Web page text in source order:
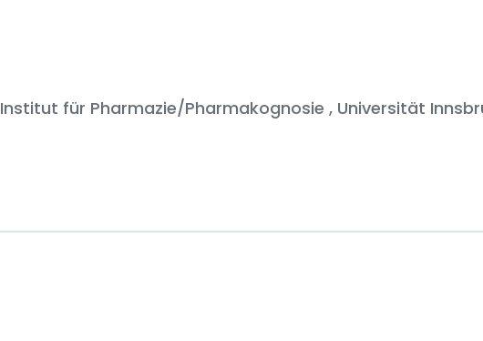
Institut für Pharmazie/Pharmakognosie , Universität